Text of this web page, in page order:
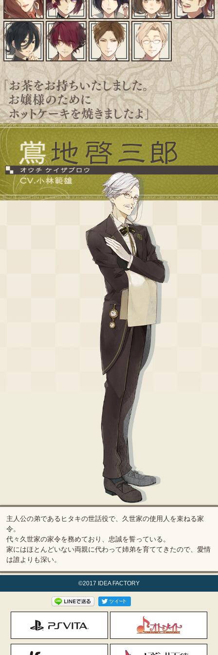
主人公の弟であるヒタキの世話役で、久世家の使用人を束ねる家
令。
代々久世家の家令を務めており、忠誠を誓っている。
家にはほとんどいない両親に代わって姉弟を育ててきたので、愛情
は誰よりも深い。
©2017 IDEA FACTORY